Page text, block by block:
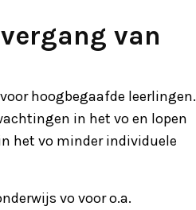
van
hoogbegaafde leerlingen.
in het vo en lopen
het vo minder individuele
vo voor o.a.